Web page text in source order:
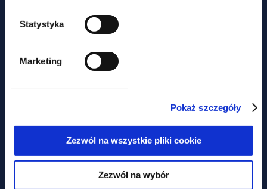
Statystyka
Marketing
Pokaż szczegóły
Zezwól na wszystkie pliki cookie
Zezwól na wybór
Nie tylko prawem... Piknik
charytatywny z udziałem GWW